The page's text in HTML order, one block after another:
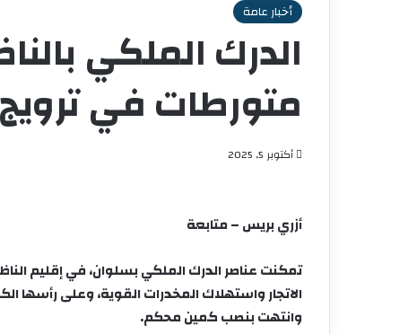
أخبار عامة
الدرك الملكي
متورطات في
أكتوبر 5, 2025
أزري بريس – متابعة
تمكنت عناصرالدرك الملكي بسلوان، في إقليم
الاتجار واستهلاك المخدرات القوية، وعلى رأسها
وانتهت بنصب كمين محكم.